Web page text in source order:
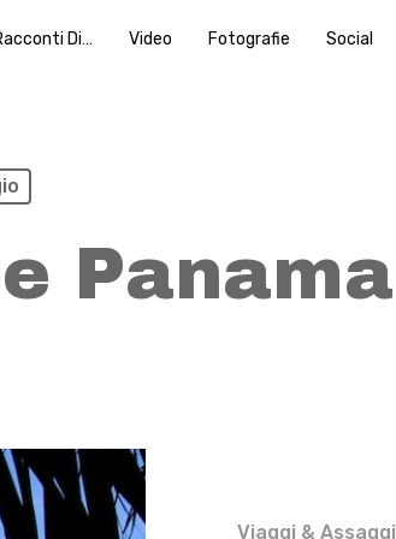
Di… Video Fotografie Social
Panama
Viaggi & Assaggi